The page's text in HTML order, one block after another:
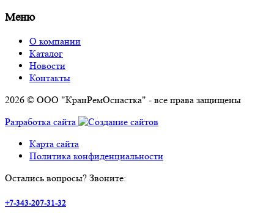
Меню
О компании
Каталог
Новости
Контакты
2026 © ООО "КранРемОснастка" - все права защищены
Разработка сайта
Карта сайта
Политика конфиденциальности
Остались вопросы? Звоните:
+7-343-207-31-32